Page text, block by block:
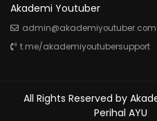
Akademi Youtuber
admin@akademiyoutuber.com
t.me/akademiyoutubersupport
All Rights Reserved by
Perihal AYU